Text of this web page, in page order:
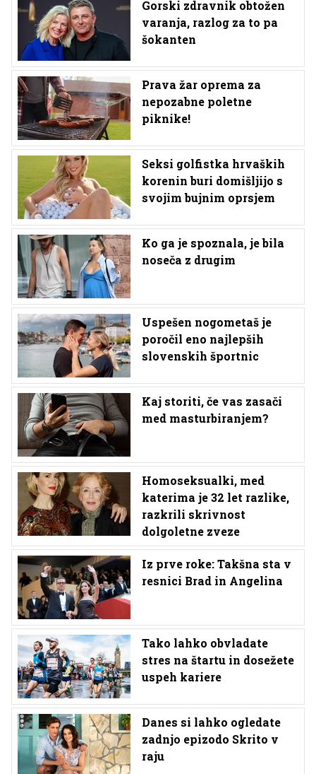
Gorski zdravnik obtožen
varanja, razlog za to pa
šokanten
Prava žar oprema za
nepozabne poletne
piknike!
Seksi golfistka hrvaških
korenin buri domišljijo s
svojim bujnim oprsjem
Ko ga je spoznala, je bila
noseča z drugim
Uspešen nogometaš je
poročil eno najlepših
slovenskih športnic
Kaj storiti, če vas zasači
med masturbiranjem?
Homoseksualki, med
katerima je 32 let razlike,
razkrili skrivnost
dolgoletne zveze
Iz prve roke: Takšna sta v
resnici Brad in Angelina
Tako lahko obvladate
stres na štartu in dosežete
uspeh kariere
Danes si lahko ogledate
zadnjo epizodo Skrito v
raju